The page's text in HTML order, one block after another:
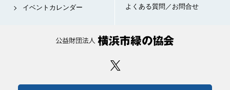
イベントカレンダー
よくある質問／お問合せ